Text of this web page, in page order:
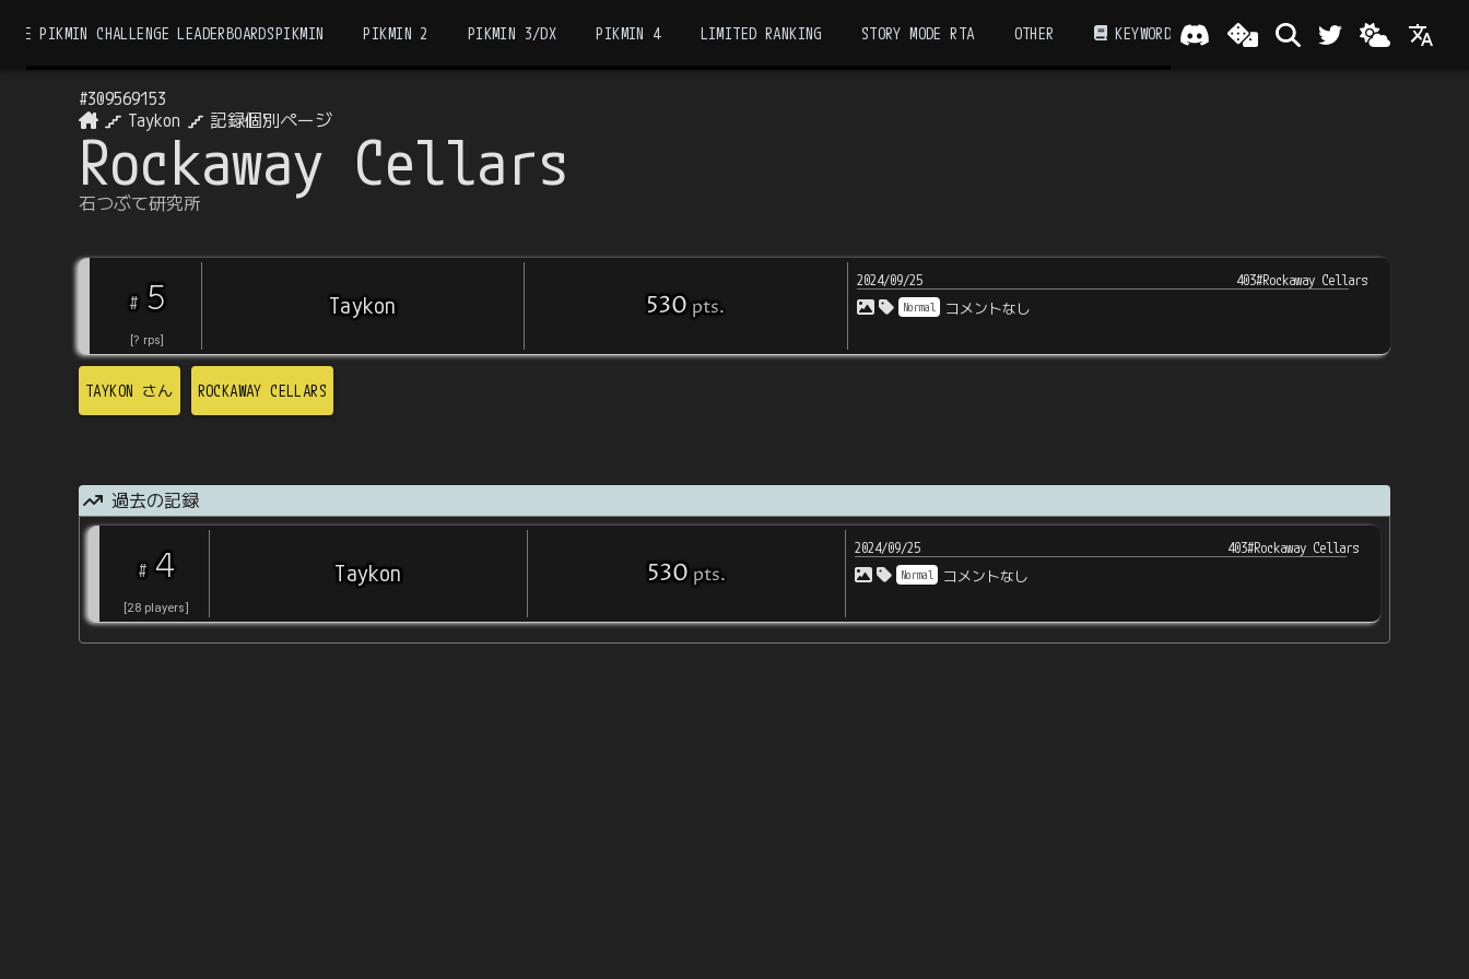
THE PIKMIN CHALLENGE LEADERBOARDSPIKMIN PIKMIN 2 PIKMIN 3/DX PIKMIN 4 LIMITED RANKING STORY MODE RTA OTHER KEYWORD
#309569153
Taykon
記録個別ページ
Rockaway Cellars
石つぶて研究所
# 5
[? rps]
Taykon 530 pts.
2024/09/25 403#Rockaway Cellars
Normal コメントなし
TAYKON さん ROCKAWAY CELLARS
過去の記録
# 4
[28 players]
Taykon 530 pts.
2024/09/25 403#Rockaway Cellars
Normal コメントなし